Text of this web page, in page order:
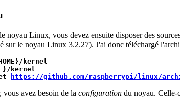
Linux, vous devez ensuite disposer des
sur le noyau Linux 3.2.27). J'ai donc téléchargé
kernel
kernel
https://github.com/raspberrypi/linux/
vous avez besoin de la configuration du noyau. Celle-